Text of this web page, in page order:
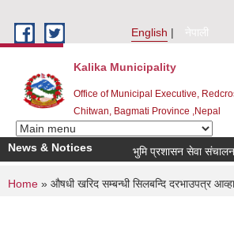
English
नेपाली
Kalika Municipality
Office of Municipal Executive,
Chitwan, Bagmati Province ,Nepal
News & Notices भुमि प्रशासन सेवा संचालन
You are here
Home » ‍‌‌औषधी खरिद सम्बन्धी सिलबन्दि दरभाउपत्र